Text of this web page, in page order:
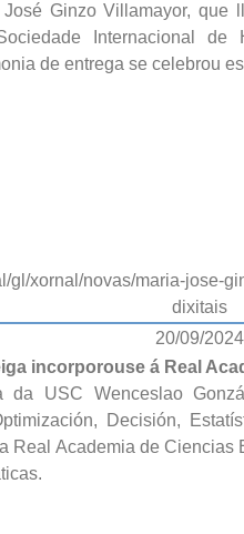
Ginzo Villamayor,
Internacional
de entrega se celebrou
gl/xornal/novas/maria-jose-
dixitais
20/09/2024
incorporouse á Real
da USC Wenceslao
Decisión,
Real Academia de